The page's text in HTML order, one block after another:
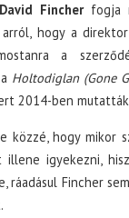
David Fincherfogja
hogy a
a
Holtodiglan (Gone
2014-ben
közzé, hogy mikor
illene igyekezni,
ráadásul Fincher